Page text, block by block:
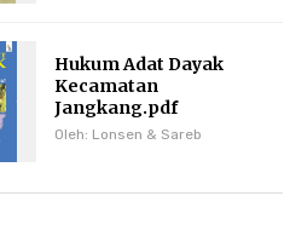
Hukum Adat Dayak
Kecamatan
Jangkang.pdf
Oleh: Lonsen & Sareb